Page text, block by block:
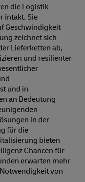
die Logistik
intakt. Sie
Geschwindigkeit
zeichnet sich
Lieferketten ab,
und resilienter
und in
an Bedeutung
in der
für die
bieten
Chancen für
erwarten mehr
von